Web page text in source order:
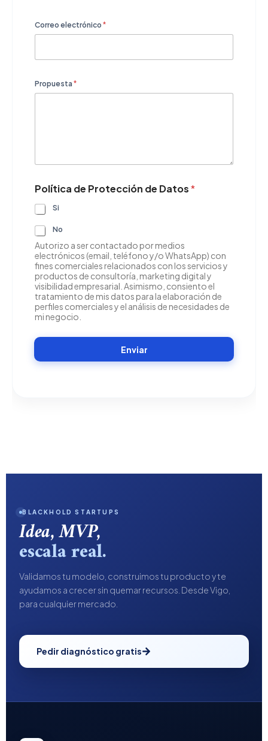
Correo electrónico *
Propuesta *
l
e
c
t
r
ó
n
c
o
*
Política de Protección de Datos*
Si
No
Autorizo a ser contactado por medios
electrónicos (email, teléfono y/o WhatsApp) con
fines comerciales relacionados con los servicios y
productos de consultoría, marketing digital y
visibilidad empresarial. Asimismo, consiento el
tratamiento de mis datos para la elaboración de
perfiles comerciales y el análisis de necesidades de
mi negocio.
Enviar
BLACKHOLD STARTUPS
Idea, MVP,
escala real.
Validamos tu modelo, construimos tu producto y te
ayudamos a crecer sin quemar recursos. Desde Vigo,
para cualquier mercado.
Pedir diagnóstico gratis